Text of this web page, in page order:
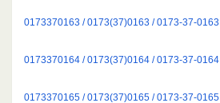
0173370163 / 0173(37)0163 / 0173-37-0163
0173370164 / 0173(37)0164 / 0173-37-0164
0173370165 / 0173(37)0165 / 0173-37-0165